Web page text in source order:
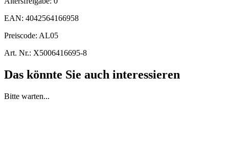
EAN: 4042564166958
Preiscode: AL05
Art. Nr.: X5006416695-8
Das könnte Sie auch interessieren
Bitte warten...